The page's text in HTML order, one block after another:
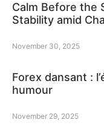
Calm Before the
Stability amid
November 30, 2025
Forex dansant :
humour
November 29, 2025